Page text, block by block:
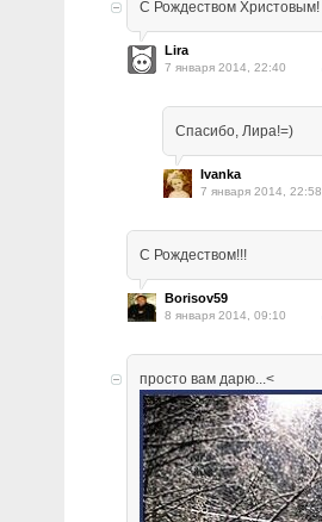
С Рождеством Христовым!
Lira
7 января 2014, 22:40
Спасибо, Лира!=)
Ivanka
7 января 2014, 22:58
С Рождеством!!!
Borisov59
8 января 2014, 09:10
просто вам дарю...<